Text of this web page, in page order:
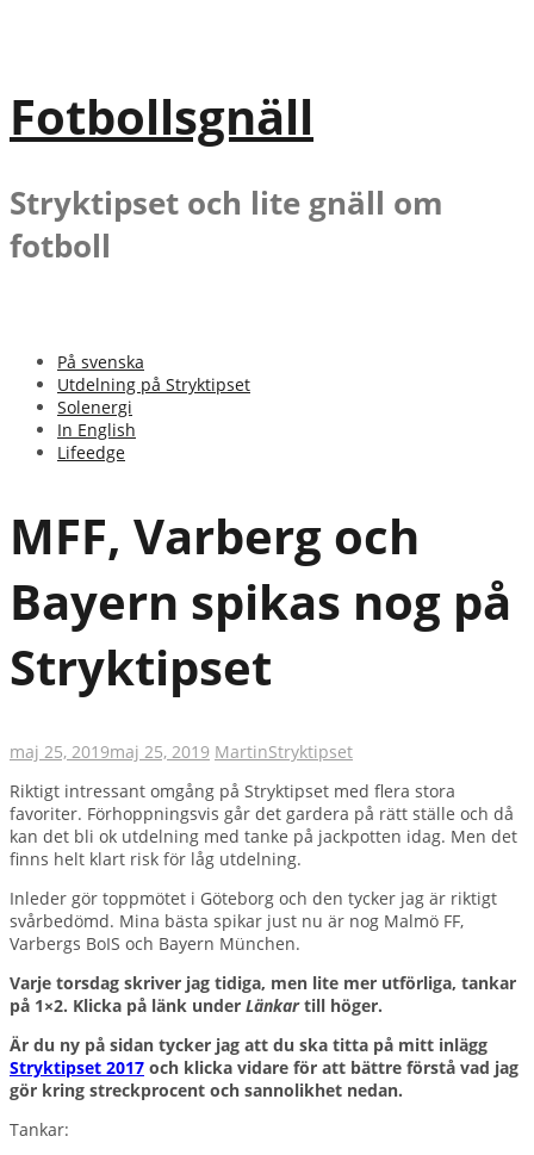
Fotbollsgnäll
Stryktipset och lite gnäll om
fotboll
På svenska
Utdelning på Stryktipset
Solenergi
In English
Lifeedge
MFF, Varberg och
Bayern spikas nog på
Stryktipset
maj 25, 2019maj 25, 2019 MartinStryktipset
Riktigt intressant omgång på Stryktipset med flera stora
favoriter. Förhoppningsvis går det gardera på rätt ställe och då
kan det bli ok utdelning med tanke på jackpotten idag. Men det
finns helt klart risk för låg utdelning.
Inleder gör toppmötet i Göteborg och den tycker jag är riktigt
svårbedömd. Mina bästa spikar just nu är nog Malmö FF,
Varbergs BoIS och Bayern München.
Varje torsdag skriver jag tidiga, men lite mer utförliga, tankar
på 1×2. Klicka på länk under Länkartill höger.
Är du ny på sidan tycker jag att du ska titta på mitt inlägg
Stryktipset 2017 och klicka vidare för att bättre förstå vad jag
gör kring streckprocent och sannolikhet nedan.
Tankar: